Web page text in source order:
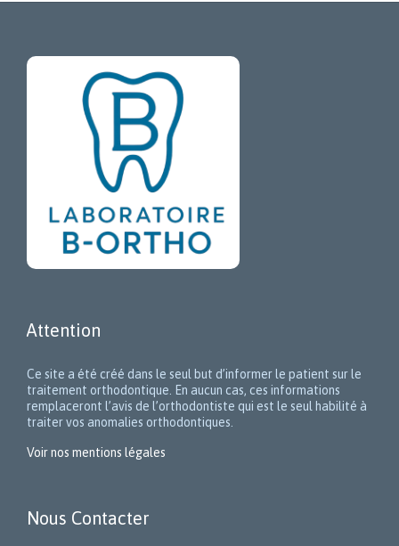
Attention
Ce site a été créé dans le seul but d’informer le patient sur le
traitement orthodontique. En aucun cas, ces informations
remplaceront l’avis de l’orthodontiste qui est le seul habilité à
traiter vos anomalies orthodontiques.
Voir nos mentions légales
Nous Contacter